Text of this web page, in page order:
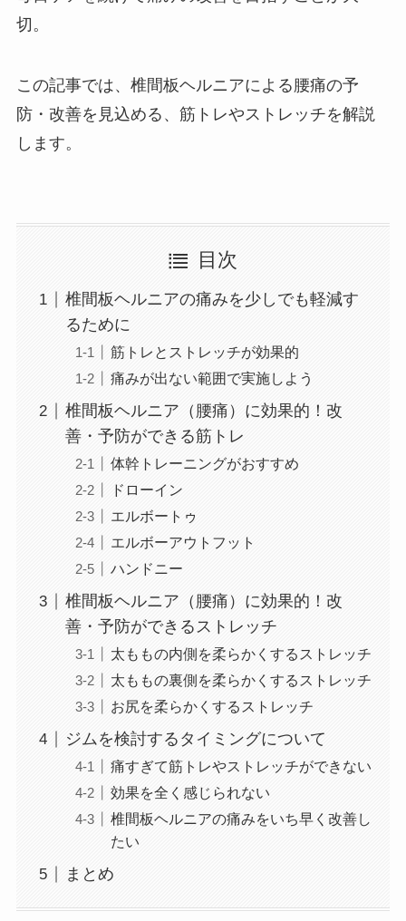
切。
この記事では、椎間板ヘルニアによる腰痛の予
防・改善を見込める、筋トレやストレッチを解説
します。
目次
椎間板ヘルニアの痛みを少しでも軽減す
るために
筋トレとストレッチが効果的
痛みが出ない範囲で実施しよう
椎間板ヘルニア（腰痛）に効果的！改
善・予防ができる筋トレ
体幹トレーニングがおすすめ
ドローイン
エルボートゥ
エルボーアウトフット
ハンドニー
椎間板ヘルニア（腰痛）に効果的！改
善・予防ができるストレッチ
太ももの内側を柔らかくするストレッチ
太ももの裏側を柔らかくするストレッチ
お尻を柔らかくするストレッチ
ジムを検討するタイミングについて
痛すぎて筋トレやストレッチができない
効果を全く感じられない
椎間板ヘルニアの痛みをいち早く改善し
たい
まとめ